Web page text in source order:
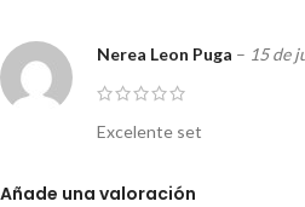
Nerea Leon Puga – 15 de
Excelente set
Añade una valoración